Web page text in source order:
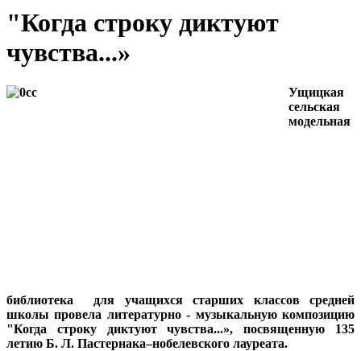
"Когда строку диктуют
чувства...»
Ущицкая
сельская
модельная
библиотека для учащихся старших классов средней
школы провела литературно - музыкальную композицию
"Когда строку диктуют чувства...», посвященную 135
летию Б. Л. Пастернака–нобелевского лауреата.